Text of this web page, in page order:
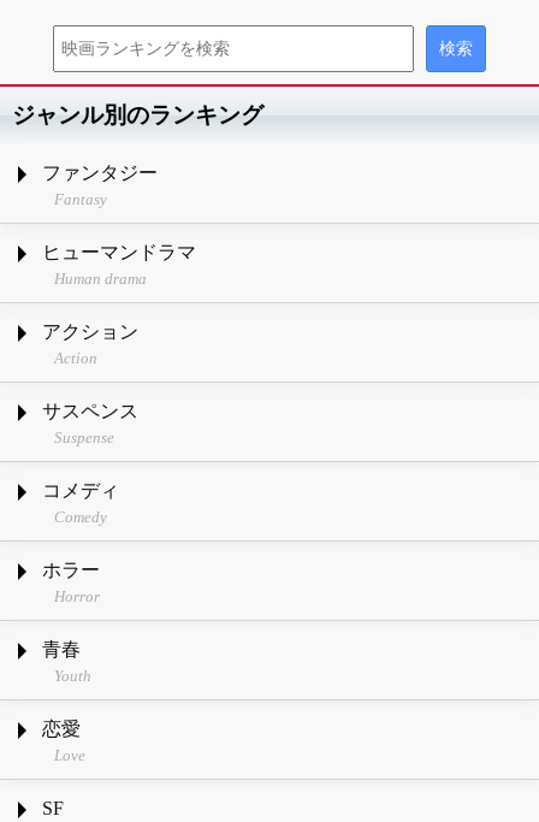
ジャンル別のランキング
ファンタジー
Fantasy
ヒューマンドラマ
Human drama
アクション
Action
サスペンス
Suspense
コメディ
Comedy
ホラー
Horror
青春
Youth
恋愛
Love
SF